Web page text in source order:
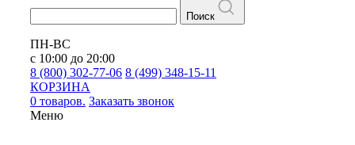
Поиск
ПН-ВС
с 10:00 до 20:00
8 (800) 302-77-06 8 (499) 348-15-11
КОРЗИНА
0 товаров. Заказать звонок
Меню